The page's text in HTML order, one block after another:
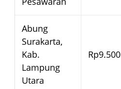
Abung
Surakarta,
Kab.
Lampung
Utara
Rp9.500